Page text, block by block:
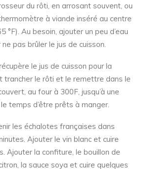
du rôti, en arrosant souvent, ou
thermomètre à viande inséré au centre
°F). Au besoin, ajouter un peu d’eau
pas brûler le jus de cuisson.
le jus de cuisson pour la
trancher le rôti et le remettre dans le
au four à 300F, jusqu’à une
temps d’être prêts à manger.
les échalotes françaises dans
Ajouter le vin blanc et cuire
Ajouter la confiture, le bouillon de
la sauce soya et cuire quelques